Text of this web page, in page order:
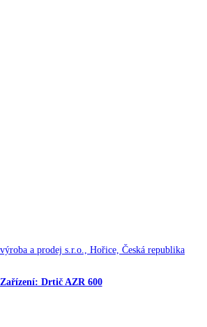
a prodej s.r.o., Hořice, Česká republika
Zařízení: Drtič AZR 600